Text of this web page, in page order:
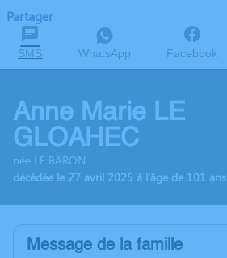
Partager
SMS WhatsApp Facebook
Anne Marie LE
GLOAHEC
née LE BARON
décédée le 27 avril 2025 à l'âge de 101 ans
Message de la famille